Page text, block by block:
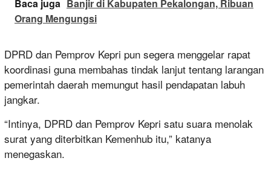
Baca juga Banjir di Kabupaten Pekalongan, Ribuan
Orang Mengungsi
DPRD dan Pemprov Kepri pun segera menggelar rapat
koordinasi guna membahas tindak lanjut tentang larangan
pemerintah daerah memungut hasil pendapatan labuh
jangkar.
“Intinya, DPRD dan Pemprov Kepri satu suara menolak
surat yang diterbitkan Kemenhub itu,” katanya
menegaskan.